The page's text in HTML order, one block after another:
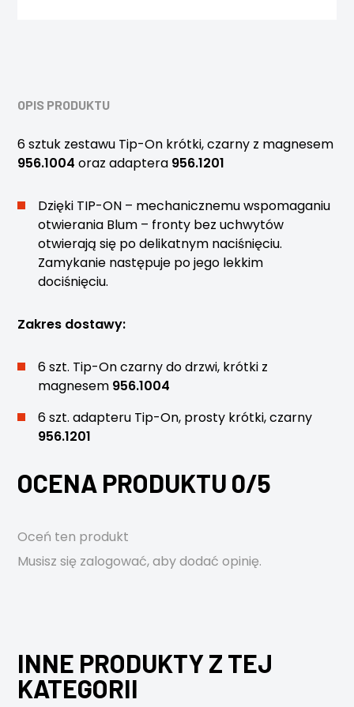
OPIS PRODUKTU
6 sztuk zestawu Tip-On krótki, czarny z magnesem
956.1004 oraz adaptera 956.1201
Dzięki TIP-ON – mechanicznemu wspomaganiu
otwierania Blum – fronty bez uchwytów
otwierają się po delikatnym naciśnięciu.
Zamykanie następuje po jego lekkim
dociśnięciu.
Zakres dostawy:
6 szt. Tip-On czarny do drzwi, krótki z
magnesem 956.1004
6 szt. adapteru Tip-On, prosty krótki, czarny
956.1201
OCENA PRODUKTU 0/5
Oceń ten produkt
Musisz się zalogować, aby dodać opinię.
INNE PRODUKTY Z TEJ
KATEGORII